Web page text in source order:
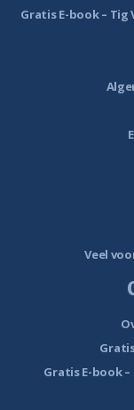
Gratis E-book –
Veel
Gratis E-book